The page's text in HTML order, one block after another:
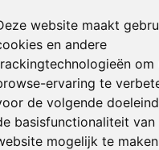
website maakt
en andere
om
ervaring te
de volgende
basisfunctionaliteit van
mogelijk te maken
Technische
11
AS Doetinchem